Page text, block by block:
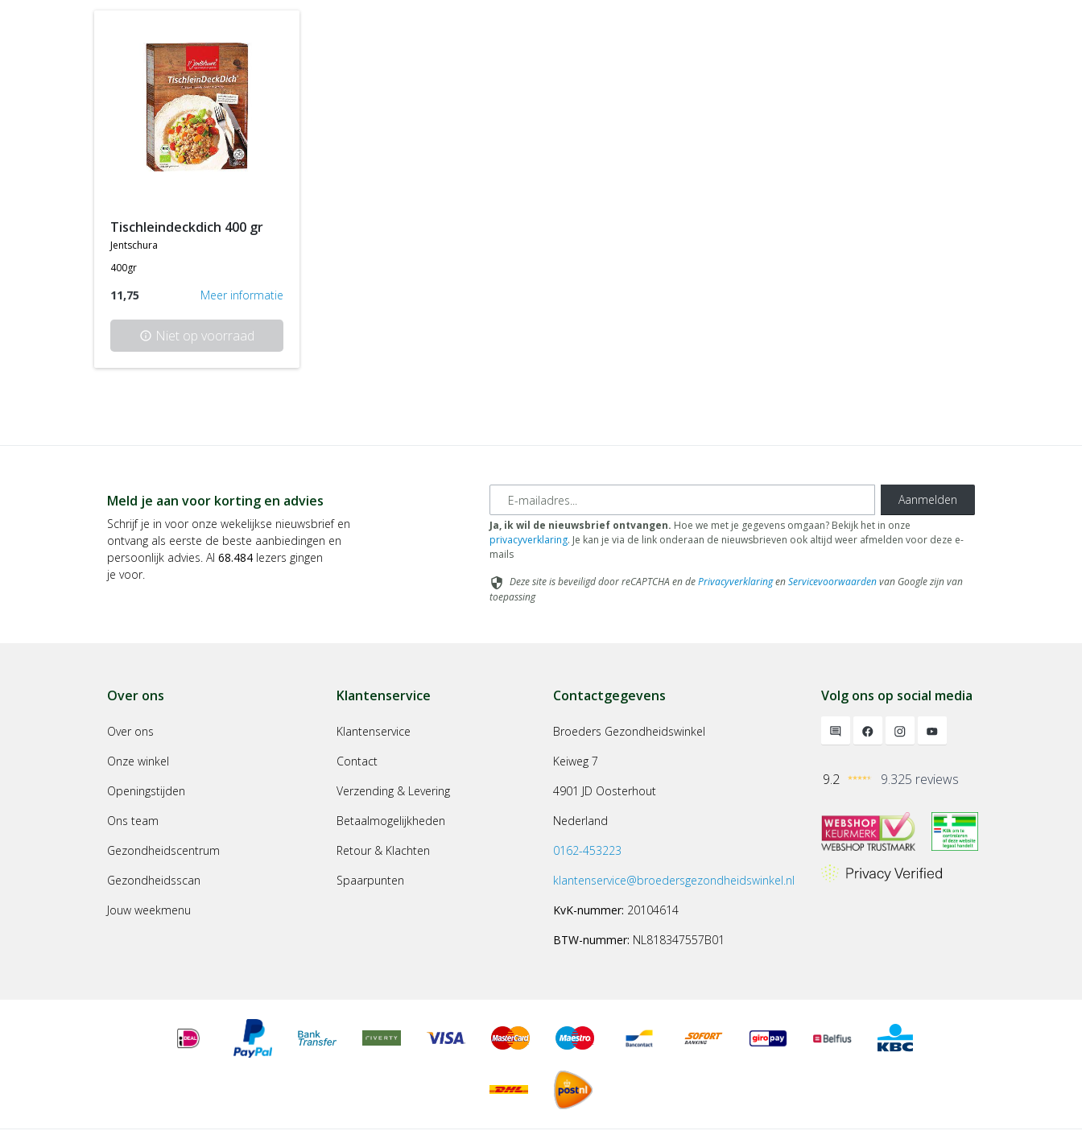
tischleindeckdich 400 gr
jentschura
400gr
11,75 Meer informatie
info Niet op voorraad
Meld je aan voor korting en advies
Schrijf je in voor onze wekelijkse nieuwsbrief en
ontvang als eerste de beste aanbiedingen en
persoonlijk advies. Al 68.484 lezers gingen
je voor.
E-mailadres Aanmelden
Ja, ik wil de nieuwsbrief ontvangen. Hoe we met je gegevens omgaan? Bekijk het in onze
privacyverklaring. Je kan je via de link onderaan de nieuwsbrieven ook altijd weer afmelden voor deze e-
mails
security Deze site is beveiligd door reCAPTCHA en dePrivacyverklaringenServicevoorwaardenvan Google zijn van
toepassing
Over ons
Over ons
Onze winkel
Openingstijden
Ons team
Gezondheidscentrum
Gezondheidsscan
Jouw weekmenu
Klantenservice
Klantenservice
Contact
Verzending & Levering
Betaalmogelijkheden
Retour & Klachten
Spaarpunten
Contactgegevens
Broeders Gezondheidswinkel
Keiweg 7
4901 JD Oosterhout
Nederland
0162-453223
klantenservice@broedersgezondheidswinkel.nl
KvK-nummer: 20104614
BTW-nummer: NL818347557B01
Volg ons op social media
9.2 9.325 reviews